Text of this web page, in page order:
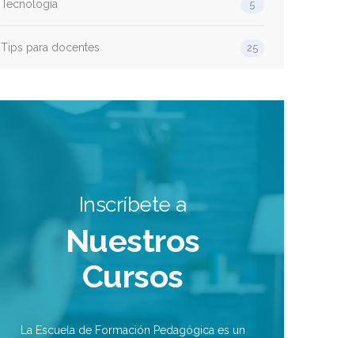
Tecnología 5
Tips para docentes 25
Inscríbete a
Nuestros
Cursos
La Escuela de Formación Pedagógica es un